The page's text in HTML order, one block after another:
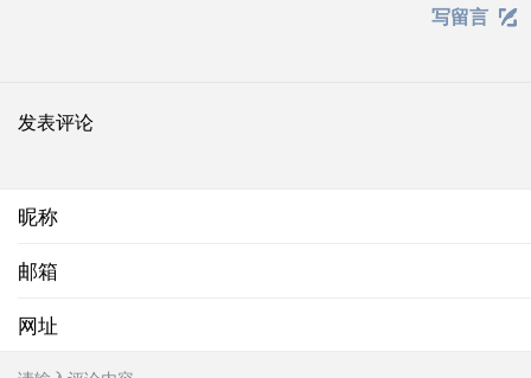
写留言 
发表评论
昵称
邮箱
网址